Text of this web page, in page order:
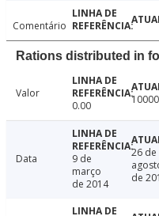
Comentário
Rations distributed in
Valor
0.00
Data
9 de
março
de 2014
26 de
de